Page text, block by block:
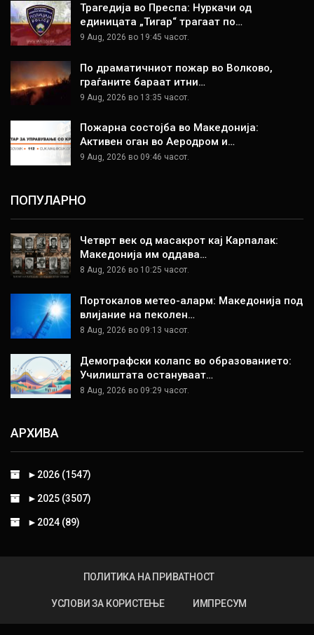
Трагедија во Преспа: Нуркачи од
единицата „Тигар“ трагаат по…
9 Aug, 2026 во 19:45 часот.
По драматичниот пожар во Волково,
граѓаните бараат итни…
9 Aug, 2026 во 13:35 часот.
Пожарна состојба во Македонија:
Активен оган во Аеродром и…
9 Aug, 2026 во 09:46 часот.
ПОПУЛАРНО
Четврт век од масакрот кај Карпалак:
Македонија им оддава…
8 Aug, 2026 во 10:25 часот.
Портокалов метео-аларм: Македонија под
влијание на пеколен…
8 Aug, 2026 во 09:13 часот.
Демографски колапс во образованието:
Училиштата остануваат…
8 Aug, 2026 во 09:29 часот.
АРХИВА
► 2026 (1547)
► 2025 (3507)
► 2024 (89)
ПОЛИТИКА НА ПРИВАТНОСТ
УСЛОВИ ЗА КОРИСТЕЊЕ ИМПРЕСУМ